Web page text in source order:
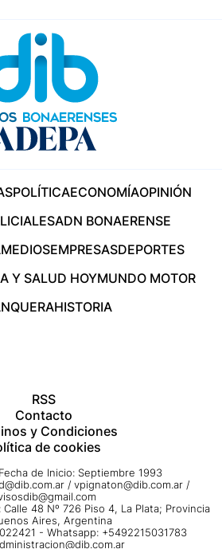
POLÍTICAECONOMÍAOPINIÓN
ADN BONAERENSE
MEDIOSEMPRESASDEPORTES
Y SALUD HOYMUNDO MOTOR
HISTORIA
RSS
Contacto
y Condiciones
de cookies
de Inicio: Septiembre 1993
/ vpignaton@dib.com.ar /
48 Nº 726 Piso 4, La Plata; Provincia
Aires, Argentina
- Whatsapp: +5492215031783